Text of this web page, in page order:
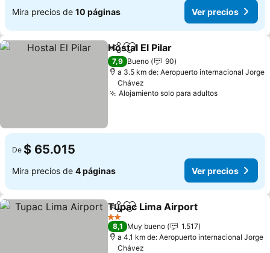
Mira precios de 10 páginas Ver precios
CompartirAgregar a favoritos
Hostal El Pilar
7,9 Bueno
90
a 3.5 km de: Aeropuerto internacional Jorge
Chávez
Alojamiento solo para adultos
De $ 65.015
Mira precios de 4 páginas Ver precios
CompartirAgregar a favoritos
Tupac Lima Airport
2 Estrellas
8,1 Muy bueno
1.517
a 4.1 km de: Aeropuerto internacional Jorge
Chávez